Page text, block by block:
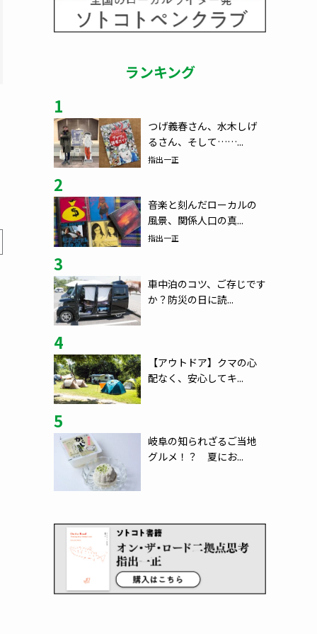
ランキング
1
つげ義春さん、水木しげ
るさん、そして……...
指出一正
2
音楽と刻んだローカルの
風景、関係人口の真...
指出一正
3
車中泊のコツ、ご存じです
か？防災の日に読...
4
【アウトドア】クマの心
配なく、安心してキ...
5
岐阜の知られざるご当地
グルメ！？ 夏にお...